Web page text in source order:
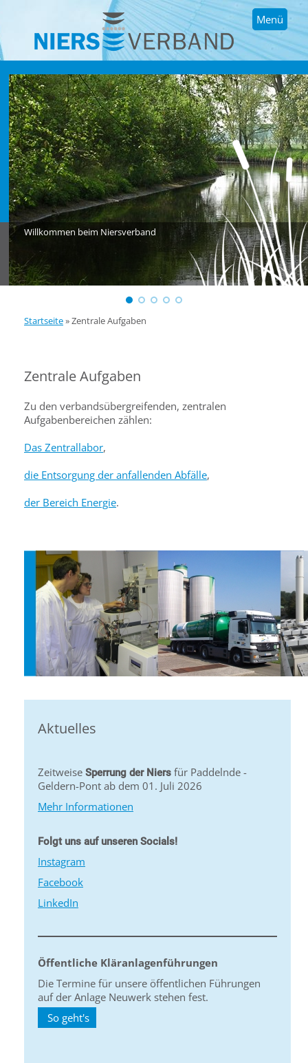
Menü
Willkommen beim Niersverband
Startseite»Zentrale Aufgaben
Zentrale Aufgaben
Zu den verbandsübergreifenden, zentralen
Aufgabenbereichen zählen:
Das Zentrallabor,
die Entsorgung der anfallenden Abfälle,
der Bereich Energie.
Aktuelles
Zeitweise Sperrung der Niers für Paddelnde -
Geldern-Pont ab dem 01. Juli 2026
Mehr Informationen
Folgt uns auf unseren Socials!
Instagram
Facebook
LinkedIn
Öffentliche Kläranlagenführungen
Die Termine für unsere öffentlichen Führungen
auf der Anlage Neuwerk stehen fest.
So geht's